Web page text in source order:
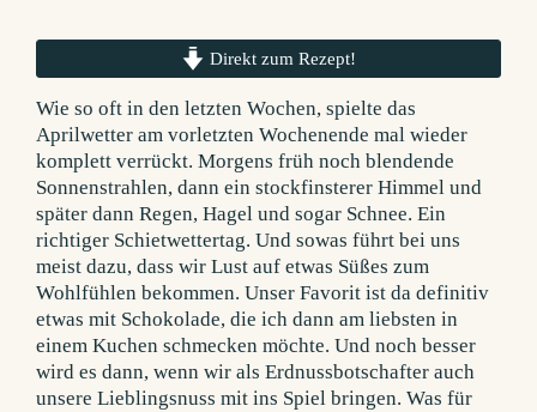
Direkt zum Rezept!
Wie so oft in den letzten Wochen, spielte das
Aprilwetter am vorletzten Wochenende mal wieder
komplett verrückt. Morgens früh noch blendende
Sonnenstrahlen, dann ein stockfinsterer Himmel und
später dann Regen, Hagel und sogar Schnee. Ein
richtiger Schietwettertag. Und sowas führt bei uns
meist dazu, dass wir Lust auf etwas Süßes zum
Wohlfühlen bekommen. Unser Favorit ist da definitiv
etwas mit Schokolade, die ich dann am liebsten in
einem Kuchen schmecken möchte. Und noch besser
wird es dann, wenn wir als Erdnussbotschafter auch
unsere Lieblingsnuss mit ins Spiel bringen. Was für